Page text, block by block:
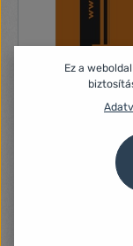
B.13-134/V A6
elszámolásra"
Ez a